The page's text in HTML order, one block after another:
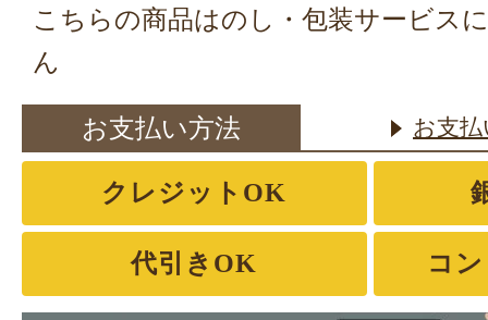
こちらの商品はのし・包装サービス
ん
お支払い方法 お支
クレジットOK
代引きOK コ